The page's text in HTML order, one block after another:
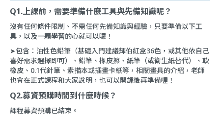
Q1.上課前，需要準備什麼工具與先備知識呢？
沒有任何條件限制、不需任何先備知識與經驗，只要準備以下工
具，以及一顆學習的心就可以囉！
➤包含：油性色鉛筆（基礎入門建議輝伯紅盒36色，或其他依自己
喜好需求選擇即可）、鉛筆、橡皮擦、紙筆（或衛生紙替代）、軟
橡皮、0.1代針筆、素描本或插畫卡紙等，相關畫具的介紹，老師
也會在正式課程和大家說明，也可以開課後再準備喔！
Q2.募資預購時間到什麼時候？
課程募資預購已結束。